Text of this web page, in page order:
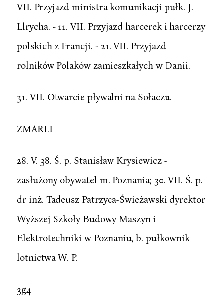
VII. Przyjazd ministra komunikacji pułk. J.
Llrycha. - 11. VII. Przyjazd harcerek i harcerzy
polskich z Francji. - 21. VII. Przyjazd
rolników Polaków zamieszkałych w Danii.
31. VII. Otwarcie pływalni na Sołaczu.
ZMARLI
28. V. 38. Ś. p. Stanisław Krysiewicz -
zasłużony obywatel m. Poznania; 30. VII. Ś. p.
dr inż. Tadeusz Patrzyca-Świeżawski dyrektor
Wyższej Szkoły Budowy Maszyn i
Elektrotechniki w Poznaniu, b. pułkownik
lotnictwa W. P.
3g4